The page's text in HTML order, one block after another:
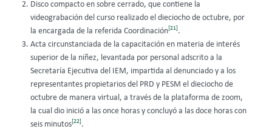
Disco compacto en sobre cerrado, que contiene la
videograbación del curso realizado el dieciocho de octubre, por
la encargada de la referida Coordinación [21] .
Acta circunstanciada de la capacitación en materia de interés
superior de la niñez, levantada por personal adscrito a la
Secretaría Ejecutiva del IEM, impartida al denunciado y a los
representantes propietarios del PRD y PESM el dieciocho de
octubre de manera virtual, a través de la plataforma de zoom,
la cual dio inició a las once horas y concluyó a las doce horas con
seis minutos [22] .